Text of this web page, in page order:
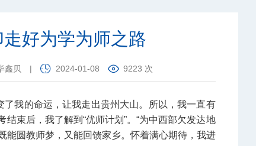
好为学为师之路
鑫贝 | 2024-01-08 9223 次
我的命运，让我走出贵州大山。所以，我一直有
束后，我了解到“优师计划”。“为中西部欠发达地
能圆教师梦，又能回馈家乡。怀着满心期待，我进